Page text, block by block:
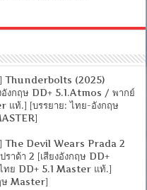
Thunderbolts (2025)
อังกฤษ DD+ 5.1.Atmos / พากย์
แท้.] [บรรยาย: ไทย-อังกฤษ
The Devil Wears Prada 2
ราด้า 2 [เสียงอังกฤษ DD+
ย DD+ 5.1 Master แท้.]
ษ Master]